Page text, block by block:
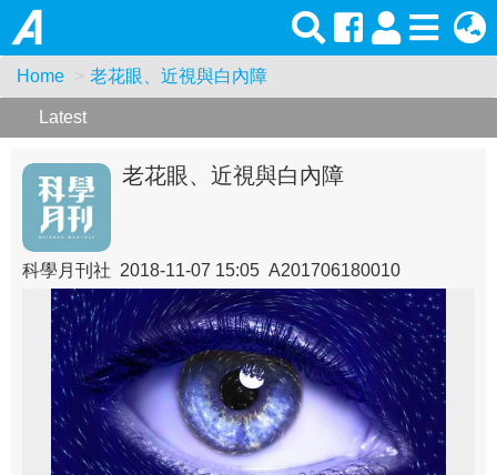
Home 老花眼、近視與白內障
Latest
老花眼、近視與白內障
科學月刊社 2018-11-07 15:05 A201706180010